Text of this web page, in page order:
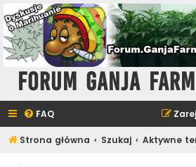
Forum Ganja
FAQ
Strona główna Szukaj Aktywne